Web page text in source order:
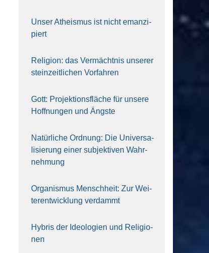
Unser Athe­is­mus ist nicht eman­zi­
piert
Reli­gi­on: das Ver­mächt­nis unse­rer
stein­zeit­li­chen Vor­fah­ren
Gott: Pro­jek­ti­ons­flä­che für unse­re
Hoff­nun­gen und Ängs­te
Natür­li­che Ord­nung: Die Uni­ver­sa­
li­sie­rung einer sub­jek­ti­ven Wahr­
neh­mung
Orga­nis­mus Mensch­heit: Zur Wei­
ter­ent­wick­lung ver­dammt
Hybris der Ideo­lo­gien und Reli­gio­
nen